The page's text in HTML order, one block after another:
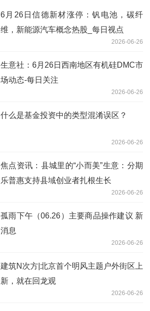
6月26日信德新材涨停：钒电池，碳纤
维，新能源汽车概念热股_每日视点
2026-06-26
生意社：6月26日西南地区有机硅DMC市
场动态-每日关注
2026-06-26
什么是基金投资中的类型混淆误区？
2026-06-26
焦点资讯：县城里的“小而美”生意：分期
乐普惠支持县域创业者扎根生长
2026-06-26
孤雨下午（06.26）主要商品操作建议 新
消息
2026-06-26
建筑N次方|北京首个明风主题户外街区上
新，就在回龙观
2026-06-26